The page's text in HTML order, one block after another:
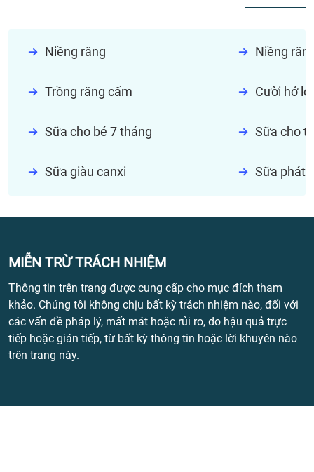
Niềng răng Niềng
Trồng răng cấm Cười hở lợi
Sữa cho bé 7 tháng Sữa cho
Sữa giàu canxi Sữa phát
MIỄN TRỪ TRÁCH NHIỆM
Thông tin trên trang được cung cấp cho mục đích tham
khảo. Chúng tôi không chịu bất kỳ trách nhiệm nào, đối với
các vấn đề pháp lý, mất mát hoặc rủi ro, do hậu quả trực
tiếp hoặc gián tiếp, từ bất kỳ thông tin hoặc lời khuyên nào
trên trang này.